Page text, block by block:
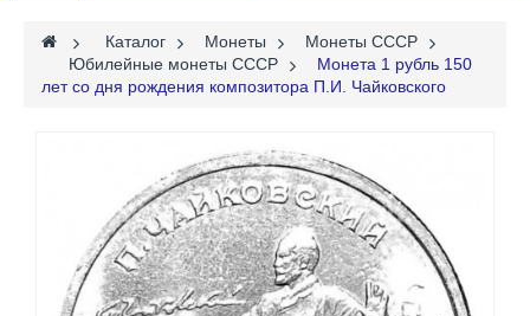
> Каталог > Монеты >
Монеты СССР
Юбилейные монеты СССР >
Монета 1 рубль 150
лет со дня рождения композитора П.И. Чайковского